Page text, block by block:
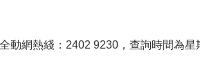
動網熱綫：2402 9230，查詢時間為星